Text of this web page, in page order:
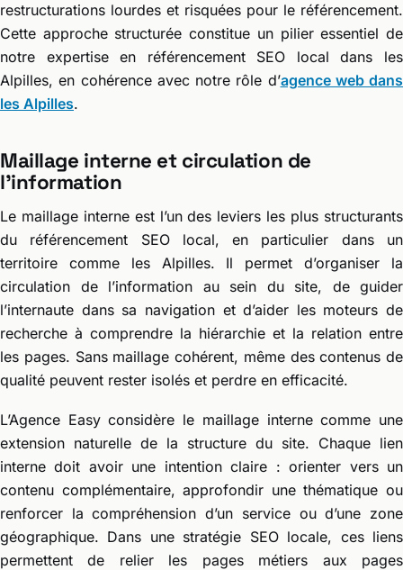
restructurations lourdes et risquées pour le référencement.
Cette approche structurée constitue un pilier essentiel de
notre expertise en référencement SEO local dans les
Alpilles, en cohérence avec notre rôle d’agence web dans
les Alpilles.
Maillage interne et circulation de
l’information
Le maillage interne est l’un des leviers les plus structurants
du référencement SEO local, en particulier dans un
territoire comme les Alpilles. Il permet d’organiser la
circulation de l’information au sein du site, de guider
l’internaute dans sa navigation et d’aider les moteurs de
recherche à comprendre la hiérarchie et la relation entre
les pages. Sans maillage cohérent, même des contenus de
qualité peuvent rester isolés et perdre en efficacité.
L’Agence Easy considère le maillage interne comme une
extension naturelle de la structure du site. Chaque lien
interne doit avoir une intention claire : orienter vers un
contenu complémentaire, approfondir une thématique ou
renforcer la compréhension d’un service ou d’une zone
géographique. Dans une stratégie SEO locale, ces liens
permettent de relier les pages métiers aux pages